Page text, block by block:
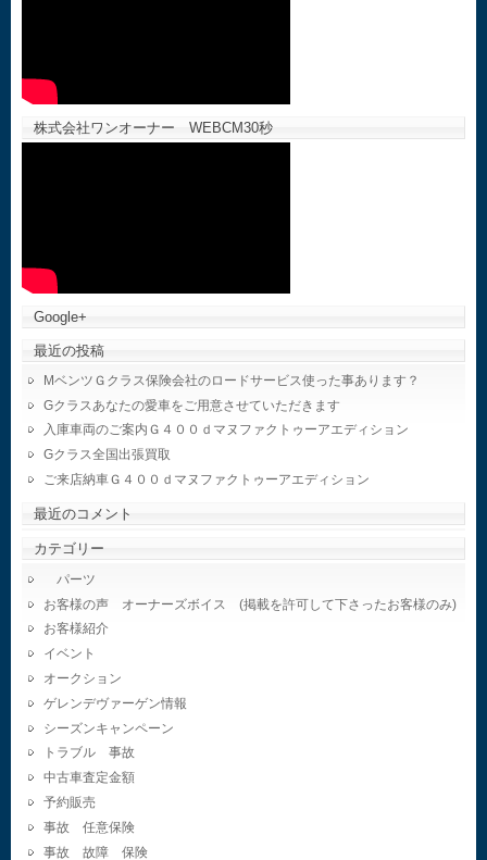
株式会社ワンオーナー WEBCM30秒
Google+
最近の投稿
MベンツＧクラス保険会社のロードサービス使った事あります？
Gクラスあなたの愛車をご用意させていただきます
入庫車両のご案内Ｇ４００ｄマヌファクトゥーアエディション
Gクラス全国出張買取
ご来店納車Ｇ４００ｄマヌファクトゥーアエディション
最近のコメント
カテゴリー
パーツ
お客様の声 オーナーズボイス (掲載を許可して下さったお客様のみ)
お客様紹介
イベント
オークション
ゲレンデヴァーゲン情報
シーズンキャンペーン
トラブル 事故
中古車査定金額
予約販売
事故 任意保険
事故 故障 保険